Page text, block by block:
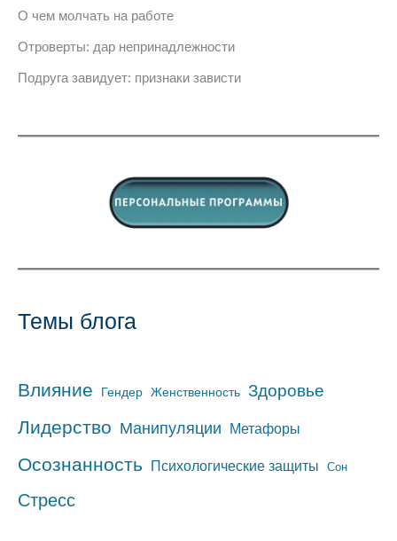
О чем молчать на работе
Отроверты: дар непринадлежности
Подруга завидует: признаки зависти
Темы блога
Влияние Гендер Женственность Здоровье
Лидерство Манипуляции Метафоры
Осознанность Психологические защиты Сон
Стресс